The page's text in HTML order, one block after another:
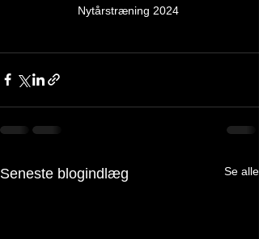
Nytårstræning 2024
Seneste blogindlæg Se alle